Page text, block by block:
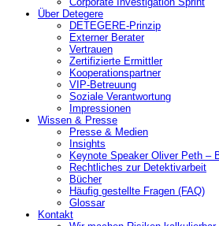
Über Detegere
DETEGERE-Prinzip
Externer Berater
Vertrauen
Zertifizierte Ermittler
Kooperationspartner
VIP-Betreuung
Soziale Verantwortung
Impressionen
Wissen & Presse
Presse & Medien
Insights
Keynote Speaker Oliver Peth –
Rechtliches zur Detektivarbeit
Bücher
Häufig gestellte Fragen (FAQ)
Glossar
Kontakt